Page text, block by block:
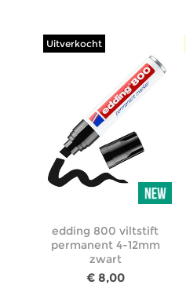
Uitverkocht
edding 800 viltstift
permanent 4-12mm
zwart
€ 8,00